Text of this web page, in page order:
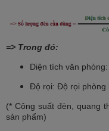
=> Trong đó:
Diện tích văn
Độ rọi: Độ rọi phòng
(* Công suất đèn, quang
sản phẩm)